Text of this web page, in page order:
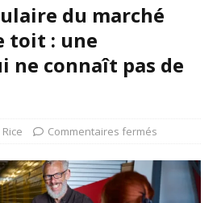
du marché
toit : une
ne connaît pas de
Commentaires fermés